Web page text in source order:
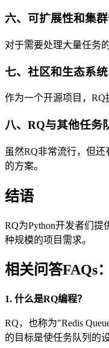
六、可扩展性和集
对于需要处理大量任务
七、社区和生态系统
作为一个开源项目，RQ
八、RQ与其他任务
虽然RQ非常流行，但
的方案。
结语
RQ为Python开发者们
种规模的项目需求。
相关问答FAQs：
1. 什么是RQ编程？
RQ，也称为"Redis
的目标是使任务队列的